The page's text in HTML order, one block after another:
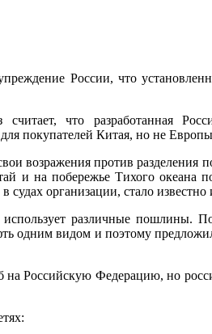
России, что
считает, что разработанная
покупателей Китая, но не
возражения против разделения
и на побережье Тихого
судах организации, стало
использует различные
одним видом и поэтому
Российскую Федерацию, но